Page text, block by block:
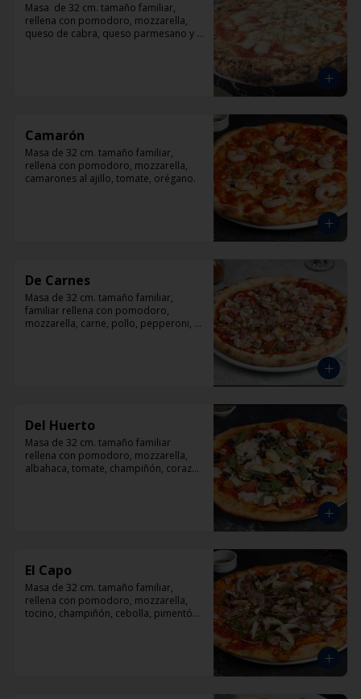
Masa  de 32 cm. tamaño familiar,
rellena con pomodoro, mozzarella,
queso de cabra, queso parmesano y
Camarón
Masa de 32 cm. tamaño familiar,
rellena con pomodoro, mozzarella,
camarones al ajillo, tomate, orégano.
De Carnes
Masa de 32 cm. tamaño familiar,
familiar rellena con pomodoro,
mozzarella, carne, pollo, pepperoni,
Del Huerto
Masa de 32 cm. tamaño familiar
rellena con pomodoro, mozzarella,
albahaca, tomate, champiñón, corazón
El Capo
Masa de 32 cm. tamaño familiar,
rellena con pomodoro, mozzarella,
tocino, champiñón, cebolla, pimentón,